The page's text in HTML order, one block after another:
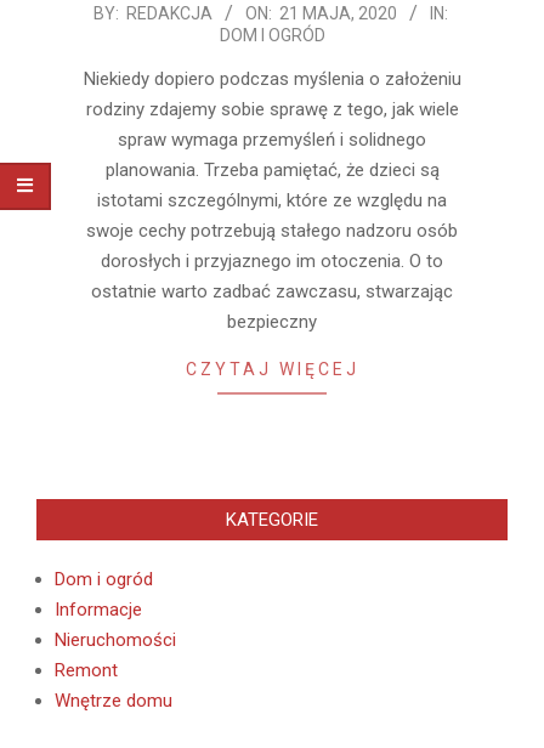
2020-
21
BY: REDAKCJA ON: 21 MAJA, 2020
IN:
DOM I OGRÓD
Niekiedy dopiero podczas myślenia o założeniu
rodziny zdajemy sobie sprawę z tego, jak wiele
spraw wymaga przemyśleń i solidnego
planowania. Trzeba pamiętać, że dzieci są
istotami szczególnymi, które ze względu na
swoje cechy potrzebują stałego nadzoru osób
dorosłych i przyjaznego im otoczenia. O to
ostatnie warto zadbać zawczasu, stwarzając
bezpieczny
CZYTAJ WIĘCEJ
KATEGORIE
Dom i ogród
Informacje
Nieruchomości
Remont
Wnętrze domu